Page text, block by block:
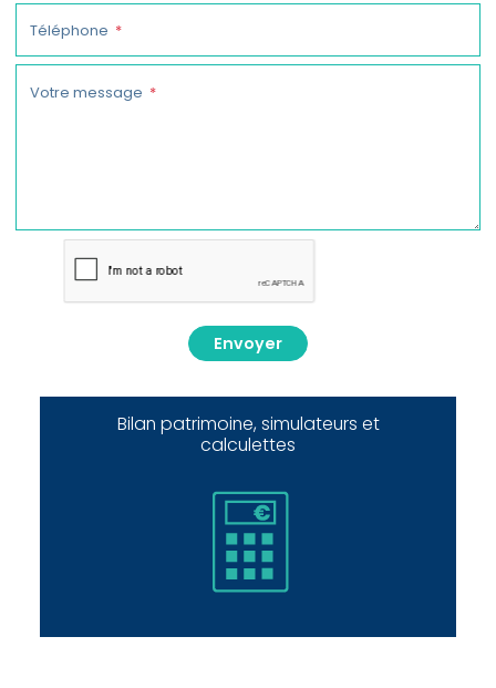
Téléphone
Votre message
Envoyer
Bilan patrimoine, simulateurs et
calculettes